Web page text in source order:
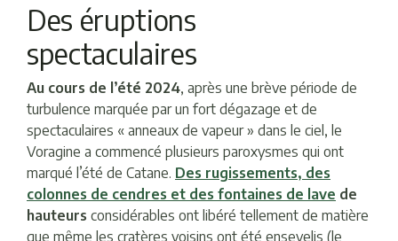
Des éruptions
spectaculaires
Au cours de l’été 2024, après une brève période de
turbulence marquée par un fort dégazage et de
spectaculaires « anneaux de vapeur » dans le ciel, le
Voragine a commencé plusieurs paroxysmes qui ont
marqué l’été de Catane. Des rugissements, des
colonnes de cendres et des fontaines de lave de
hauteurs considérables ont libéré tellement de matière
que même les cratères voisins ont été ensevelis (le